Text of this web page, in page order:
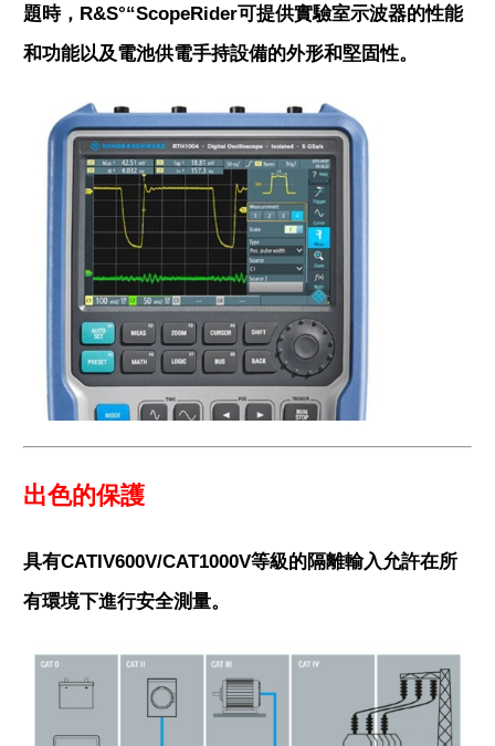
題時，R&S°“ScopeRider可提供實驗室示波器的性能
和功能以及電池供電手持設備的外形和堅固性。
出色的保護
具有CATIV600V/CAT1000V等級的隔離輸入允許在所
有環境下進行安全測量。